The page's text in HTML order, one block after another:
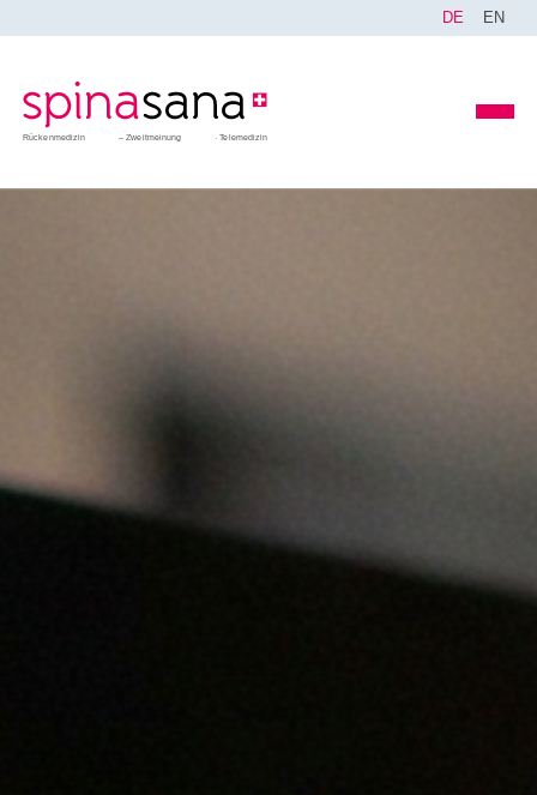
DE EN
Rückenmedizin Zweitmeinung Telemedizin